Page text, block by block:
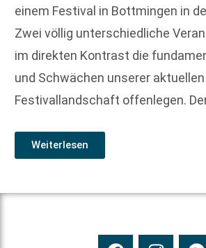
einem Festival in Bottmingen in
Zwei völlig unterschiedliche
im direkten Kontrast die
und Schwächen unserer aktuellen
Festivallandschaft offenlegen.
Weiterlesen